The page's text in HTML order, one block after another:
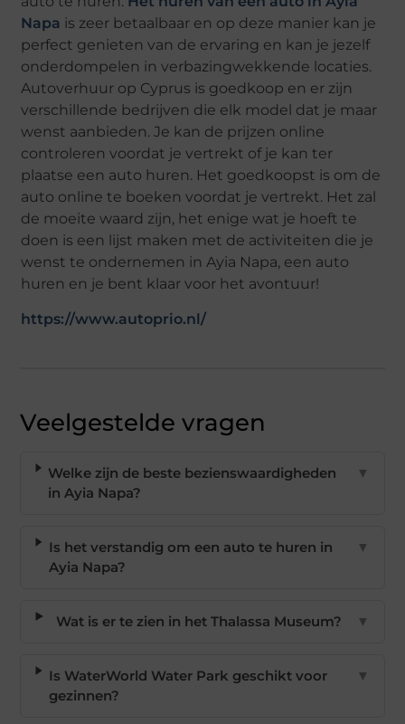
Napa is zeer betaalbaar en op deze manier kan je
perfect genieten van de ervaring en kan je jezelf
onderdompelen in verbazingwekkende locaties.
Autoverhuur op Cyprus is goedkoop en er zijn
verschillende bedrijven die elk model dat je maar
wenst aanbieden. Je kan de prijzen online
controleren voordat je vertrekt of je kan ter
plaatse een auto huren. Het goedkoopst is om de
auto online te boeken voordat je vertrekt. Het zal
de moeite waard zijn, het enige wat je hoeft te
doen is een lijst maken met de activiteiten die je
wenst te ondernemen in Ayia Napa, een auto
huren en je bent klaar voor het avontuur!
https://www.autoprio.nl/
Veelgestelde vragen
Welke zijn de beste bezienswaardigheden
in Ayia Napa?
▼
Is het verstandig om een auto te huren in
Ayia Napa?
▼
Wat is er te zien in het Thalassa Museum? ▼
Is WaterWorld Water Park geschikt voor
gezinnen?
▼